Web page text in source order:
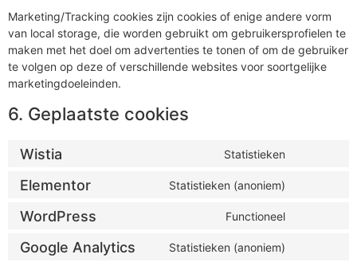
Marketing/Tracking cookies zijn cookies of enige andere vorm
van local storage, die worden gebruikt om gebruikersprofielen te
maken met het doel om advertenties te tonen of om de gebruiker
te volgen op deze of verschillende websites voor soortgelijke
marketingdoeleinden.
6. Geplaatste cookies
Wistia Statistieken
Elementor Statistieken (anoniem)
WordPress Functioneel
Google Analytics Statistieken (anoniem)